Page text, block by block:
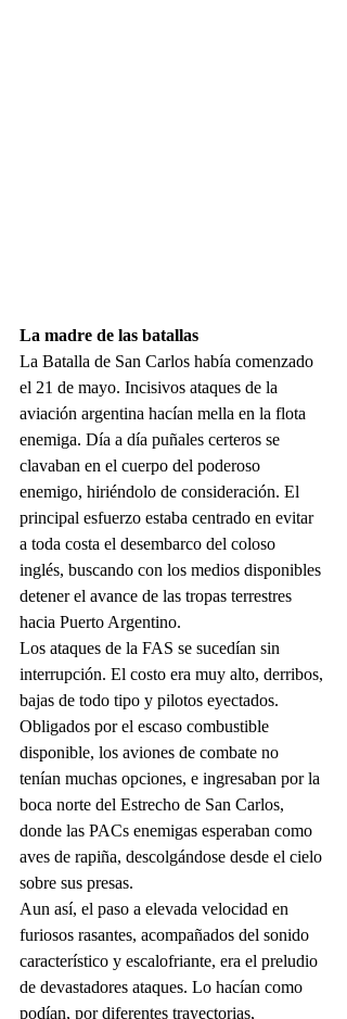
La madre de las batallas
La Batalla de San Carlos había comenzado
el 21 de mayo. Incisivos ataques de la
aviación argentina hacían mella en la flota
enemiga. Día a día puñales certeros se
clavaban en el cuerpo del poderoso
enemigo, hiriéndolo de consideración. El
principal esfuerzo estaba centrado en evitar
a toda costa el desembarco del coloso
inglés, buscando con los medios disponibles
detener el avance de las tropas terrestres
hacia Puerto Argentino.
Los ataques de la FAS se sucedían sin
interrupción. El costo era muy alto, derribos,
bajas de todo tipo y pilotos eyectados.
Obligados por el escaso combustible
disponible, los aviones de combate no
tenían muchas opciones, e ingresaban por la
boca norte del Estrecho de San Carlos,
donde las PACs enemigas esperaban como
aves de rapiña, descolgándose desde el cielo
sobre sus presas.
Aun así, el paso a elevada velocidad en
furiosos rasantes, acompañados del sonido
característico y escalofriante, era el preludio
de devastadores ataques. Lo hacían como
podían, por diferentes trayectorias,